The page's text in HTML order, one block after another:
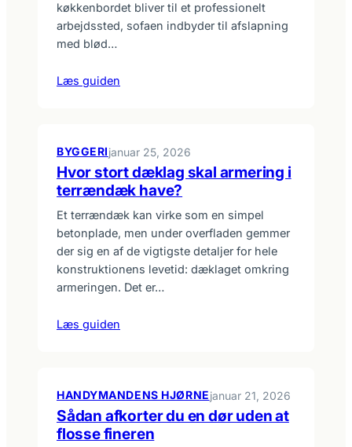
køkkenbordet bliver til et professionelt
arbejdssted, sofaen indbyder til afslapning
med blød…
Læs guiden
BYGGERIjanuar 25, 2026
Hvor stort dæklag skal armering i
terrændæk have?
Et terrændæk kan virke som en simpel
betonplade, men under overfladen gemmer
der sig en af de vigtigste detaljer for hele
konstruktionens levetid: dæklaget omkring
armeringen. Det er…
Læs guiden
HANDYMANDENS HJØRNEjanuar 21, 2026
Sådan afkorter du en dør uden at
flosse fineren